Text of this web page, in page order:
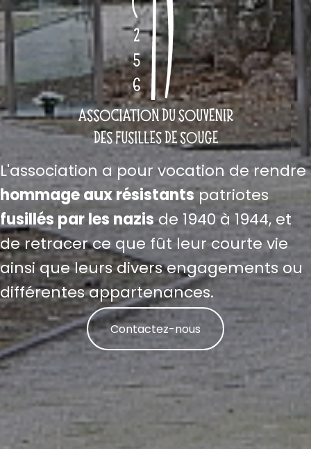
L'association a pour vocation de rendre
hommage aux résistantspatriotes
fusillés par les nazisde 1940 à 1944, et
de retracer ce que fût leur courte vie
ainsi que leurs divers engagements ou
différentes appartenances.
Contactez-nous